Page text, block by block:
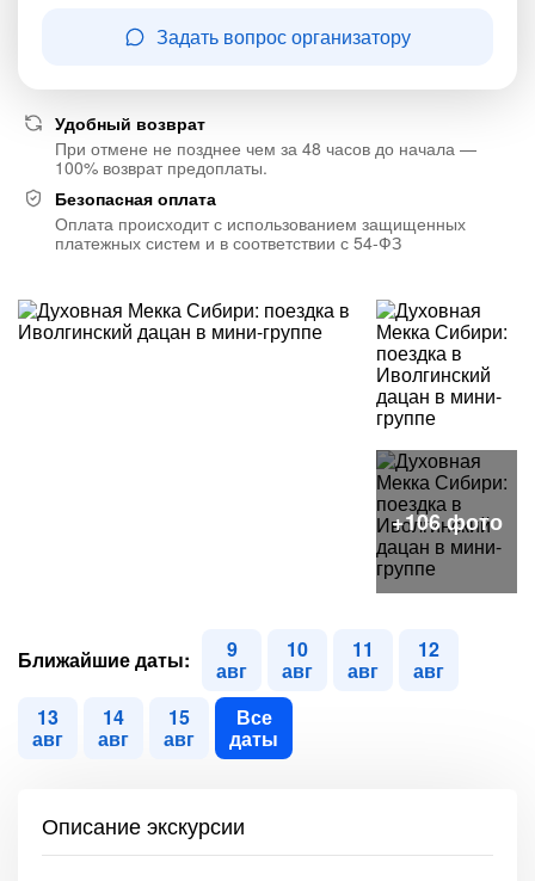
Задать вопрос организатору
Удобный возврат
При отмене не позднее чем за 48 часов до начала —
100% возврат предоплаты.
Безопасная оплата
Оплата происходит с использованием защищенных
платежных систем и в соответствии с 54-ФЗ
Ближайшие даты: 9
авг
10
авг
11
авг
12
авг
13
авг
14
авг
15
авг
Все
даты
Описание экскурсии